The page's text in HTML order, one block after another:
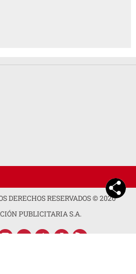
DERECHOS RESERVADOS ©2026
PUBLICITARIA S.A.